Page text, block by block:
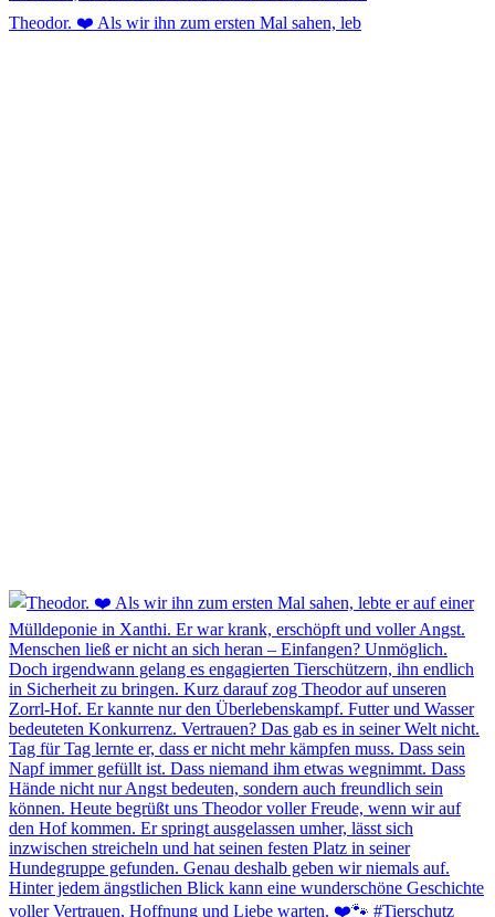
Theodor. ❤️ Als wir ihn zum ersten Mal sahen, leb